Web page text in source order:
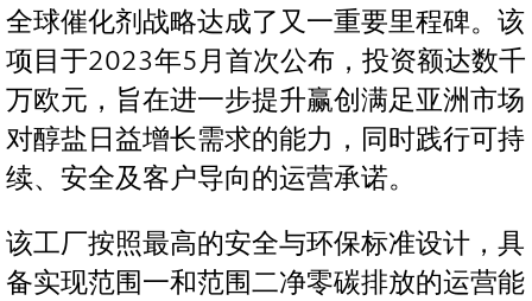
全球催化剂战略达成了又一重要里程碑。该
项目于2023年5月首次公布，投资额达数千
万欧元，旨在进一步提升赢创满足亚洲市场
对醇盐日益增长需求的能力，同时践行可持
续、安全及客户导向的运营承诺。
该工厂按照最高的安全与环保标准设计，具
备实现范围一和范围二净零碳排放的运营能